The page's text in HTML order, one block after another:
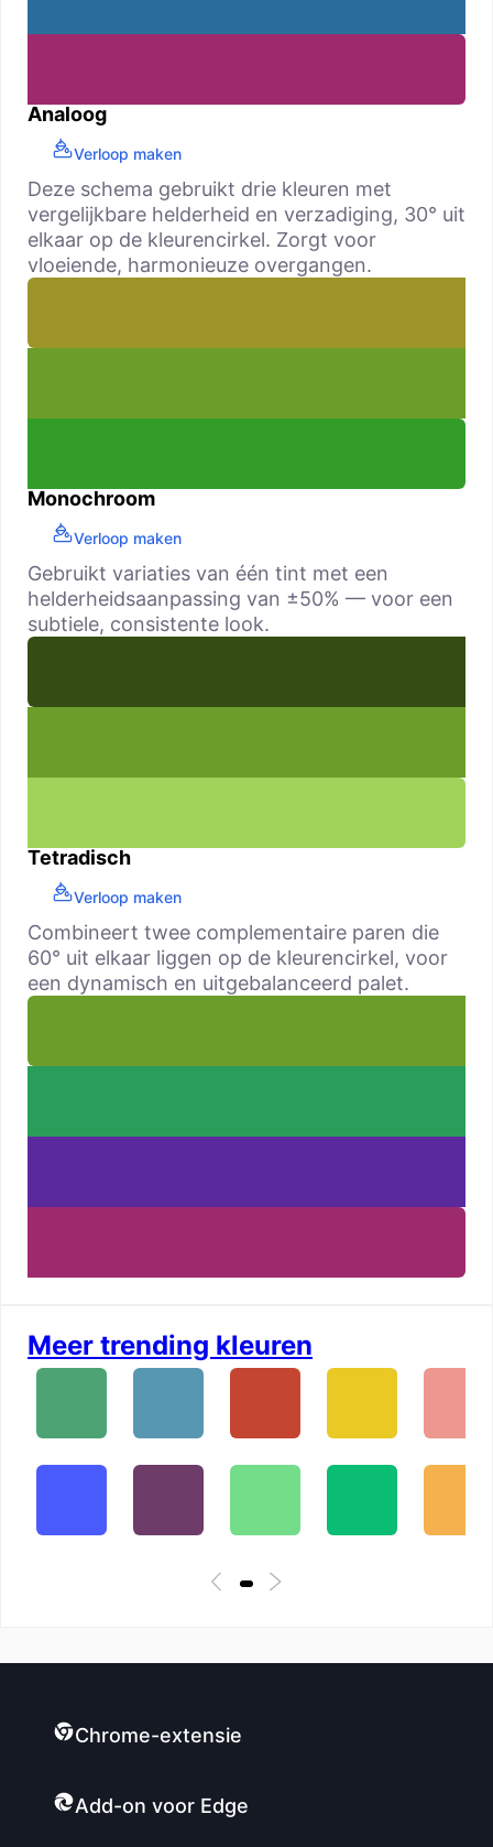
Analoog
Verloop maken
Deze schema gebruikt drie kleuren met
vergelijkbare helderheid en verzadiging, 30° uit
elkaar op de kleurencirkel. Zorgt voor
vloeiende, harmonieuze overgangen.
Monochroom
Verloop maken
Gebruikt variaties van één tint met een
helderheidsaanpassing van ±50% — voor een
subtiele, consistente look.
Tetradisch
Verloop maken
Combineert twee complementaire paren die
60° uit elkaar liggen op de kleurencirkel, voor
een dynamisch en uitgebalanceerd palet.
Meer trending kleuren
Chrome-extensie
Add-on voor Edge